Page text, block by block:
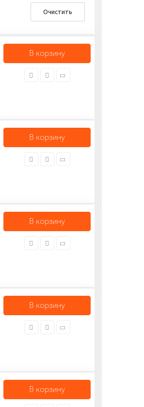
Очистить
В корзину
В корзину
В корзину
В корзину
В корзину